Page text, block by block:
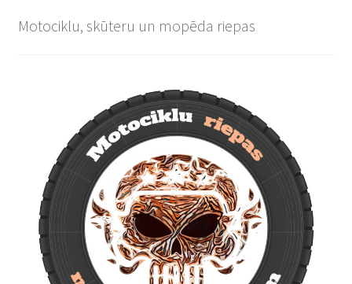
Motociklu, skūteru un mopēda riepas